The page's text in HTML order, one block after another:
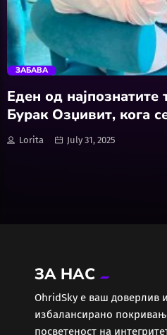
Забава
Здравје
Колумни
ЛОКАЛНИ ИЗБОРИ 2025
Локално
trending_flat
ЗАБАВА
Еден од најпознатите
Бурак Озџивит, кога
екрани, ги полуде
вклучително и
Lorita July 31, 2025
ЗА НАС
ОhridSky е ваш доверлив
избалансирано
посветеност на